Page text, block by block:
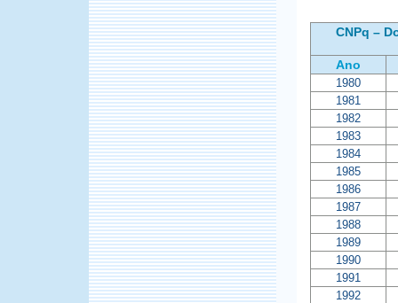
CNPq –
Ano
1980
1981
1982
1983
1984
1985
1986
1987
1988
1989
1990
1991
1992